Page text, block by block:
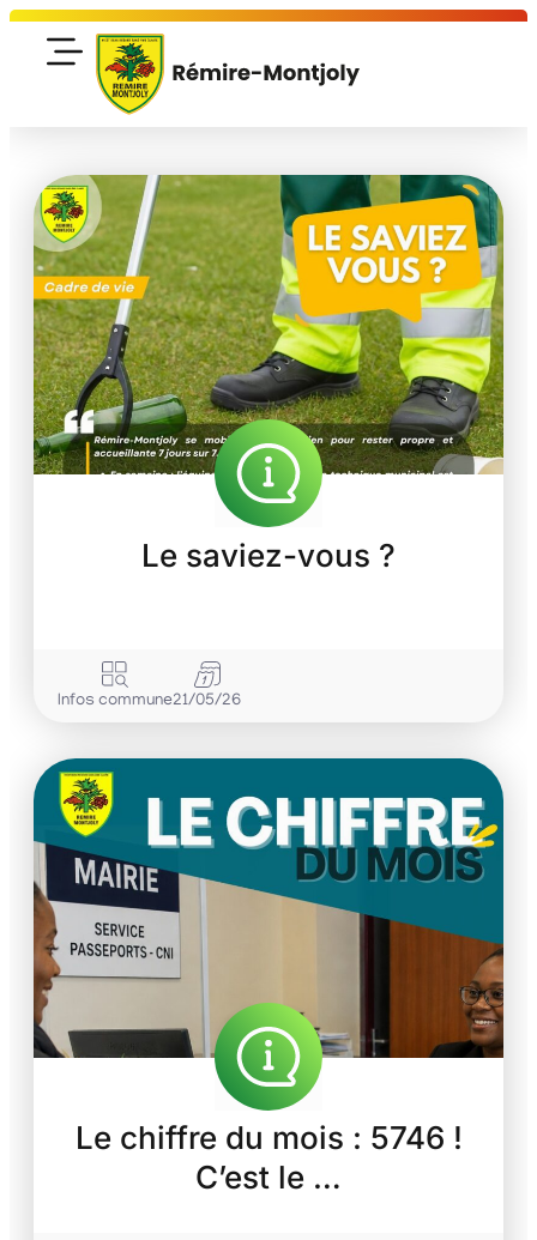
Le saviez-vous ?
Infos commune21/05/26
Le chiffre du mois : 5746 !
C’est le …